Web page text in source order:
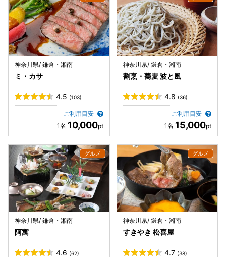
神奈川県/ 鎌倉・湘南
ミ・カサ
4.5 (103)
ご利用目安
10,000
神奈川県/ 鎌倉・湘南
割烹・蕎麦 波と風
4.8 (36)
ご利用目安
15,000
神奈川県/ 鎌倉・湘南
阿寓
4.6 (62)
神奈川県/ 鎌倉・湘南
すきやき 松喜屋
4.7 (38)